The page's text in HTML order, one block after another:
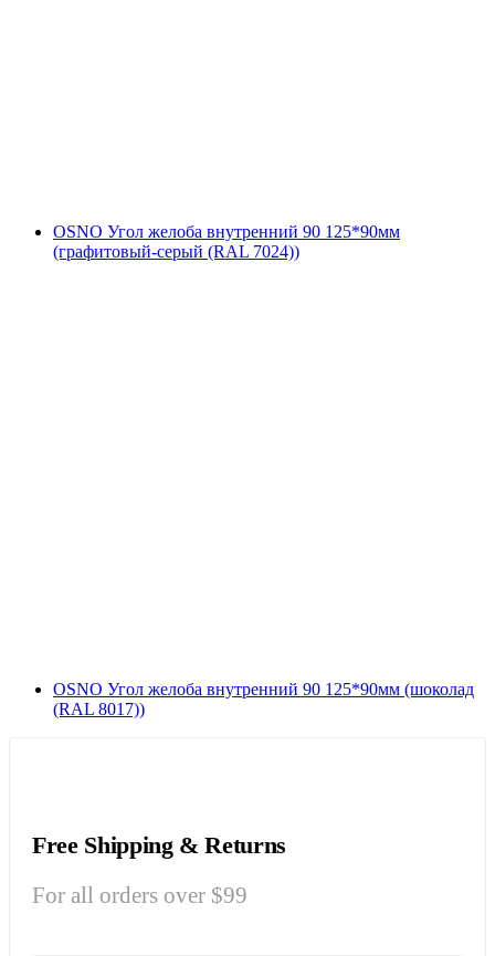
OSNO Угол желоба внутренний 90 125*90мм
(графитовый-серый (RAL 7024))
OSNO Угол желоба внутренний 90 125*90мм (шоколад
(RAL 8017))
Free Shipping & Returns
For all orders over $99